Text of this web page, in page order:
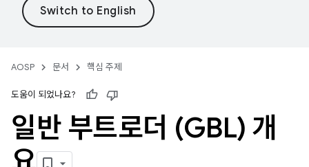
AOSP 문서 핵심 주제
도움이 되었나요?
일반 부트로더 (GBL) 개